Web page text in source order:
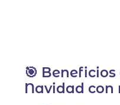
🎯
Navidad